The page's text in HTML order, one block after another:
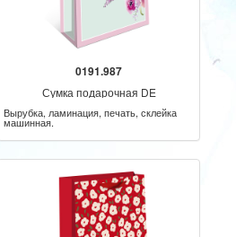
0191.987
Сумка подарочная DE
Вырубка, ламинация, печать, склейка
машинная.